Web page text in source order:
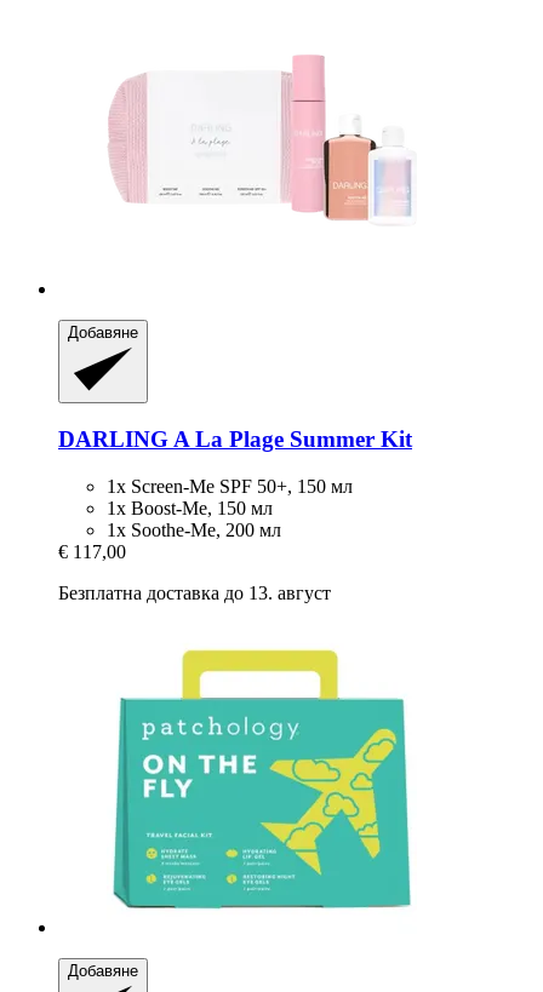
Добавяне
DARLING A La Plage Summer Kit
1x Screen-Me SPF 50+, 150 мл
1x Boost-Me, 150 мл
1x Soothe-Me, 200 мл
€ 117,00
Безплатна доставка до 13. август
Добавяне